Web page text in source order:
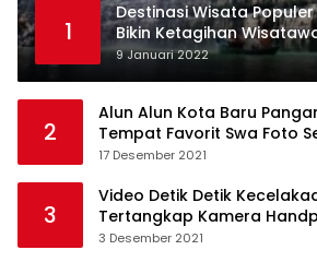
1
Destinasi Wisata
Bikin Ketagihan
9 Januari 2022
2
Alun Alun Kota Baru
Tempat Favorit Swa Foto
17 Desember 2021
3
Video Detik Detik
Tertangkap Kamera
3 Desember 2021